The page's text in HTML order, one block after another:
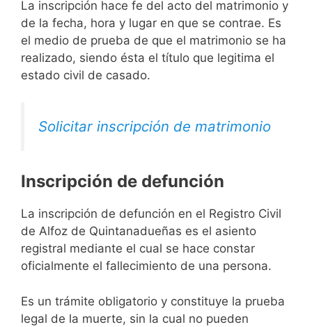
La inscripción hace fe del acto del matrimonio y
de la fecha, hora y lugar en que se contrae. Es
el medio de prueba de que el matrimonio se ha
realizado, siendo ésta el título que legitima el
estado civil de casado.
Solicitar inscripción de matrimonio
Inscripción de defunción
La inscripción de defunción en el Registro Civil
de Alfoz de Quintanadueñas es el asiento
registral mediante el cual se hace constar
oficialmente el fallecimiento de una persona.
Es un trámite obligatorio y constituye la prueba
legal de la muerte, sin la cual no pueden